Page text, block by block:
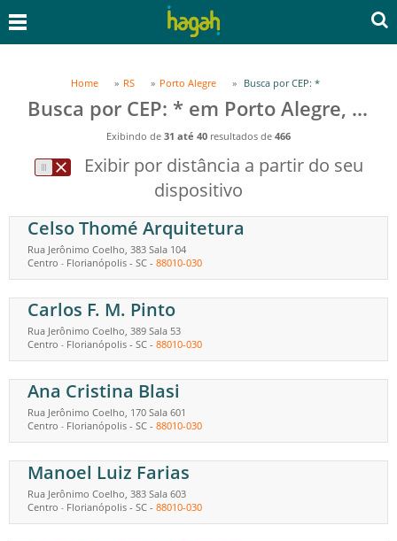
Home RS Porto Alegre Busca por CEP: *
Busca por CEP: * em Porto Alegre, RS
Exibindo de 31 até 40 resultados de 466
Exibir por distância a partir do seu
dispositivo
Celso Thomé Arquitetura
Rua Jerônimo Coelho, 383 Sala 104
Centro - Florianópolis - SC - 88010-030
Carlos F. M. Pinto
Rua Jerônimo Coelho, 389 Sala 53
Centro - Florianópolis - SC - 88010-030
Ana Cristina Blasi
Rua Jerônimo Coelho, 170 Sala 601
Centro - Florianópolis - SC - 88010-030
Manoel Luiz Farias
Rua Jerônimo Coelho, 383 Sala 603
Centro - Florianópolis - SC - 88010-030